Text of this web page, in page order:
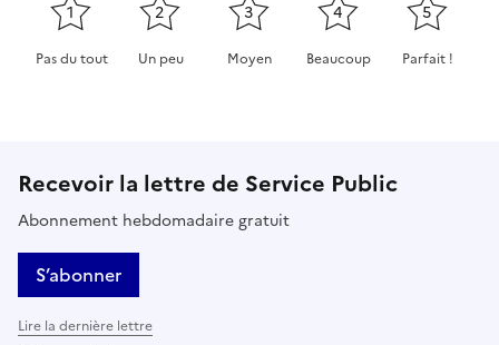
1
Pas du tout
2
Un peu
3
Moyen
4
Beaucoup
5
Parfait !
Recevoir la lettre de Service Public
Abonnement hebdomadaire gratuit
S’abonner
Lire la dernière lettre